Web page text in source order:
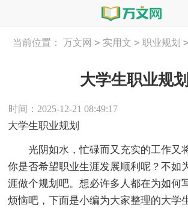
当前位置： 万文网 > 实用文 > 职业规划 >
大学生职业规划
时间：2025-12-21 08:49:17
大学生职业规划
光阴如水，忙碌而又充实的工作又将
你是否希望职业生涯发展顺利呢？不如
涯做个规划吧。想必许多人都在为如何
烦恼吧，下面是小编为大家整理的大学